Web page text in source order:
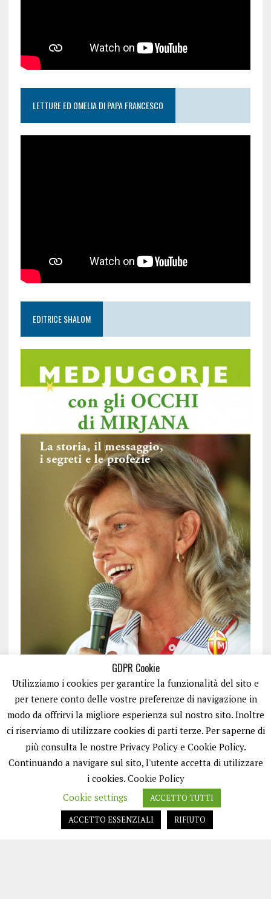
LETTURE ED OMELIA DI PAPA FRANCESCO
EDITRICE SHALOM
ISCRIVITI
GDPR Cookie
Utilizziamo i cookies per garantire la funzionalità del sito e
per tenere conto delle vostre preferenze di navigazione in
modo da offrirvi la migliore esperienza sul nostro sito. Inoltre
ci riserviamo di utilizzare cookies di parti terze. Per saperne di
più consulta le nostre Privacy Policy e Cookie Policy.
Continuando a navigare sul sito, l'utente accetta di utilizzare
i cookies. Cookie Policy
Cookie settings
ACCETTO TUTTI
ACCETTO ESSENZIALI
RIFIUTO